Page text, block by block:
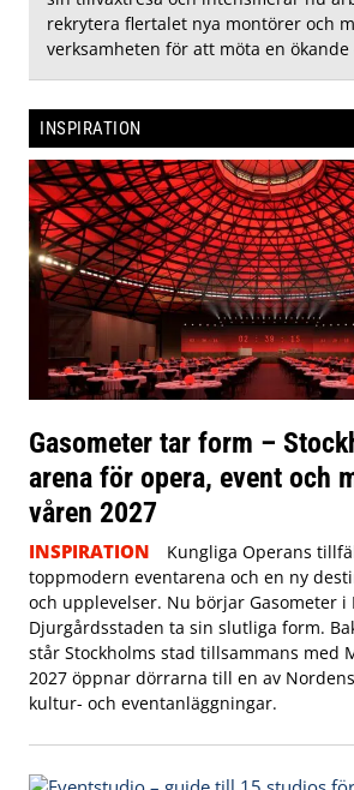
rekrytera flertalet nya montörer och
verksamheten för att möta en
INSPIRATION
Gasometer tar form –
arena för opera, event och
våren 2027
INSPIRATION
Kungliga Operans
toppmodern eventarena och en ny
och upplevelser. Nu börjar Gasometer i
Djurgårdsstaden ta sin slutliga form.
står Stockholms stad tillsammans med
2027 öppnar dörrarna till en av
kultur- och eventanläggningar.